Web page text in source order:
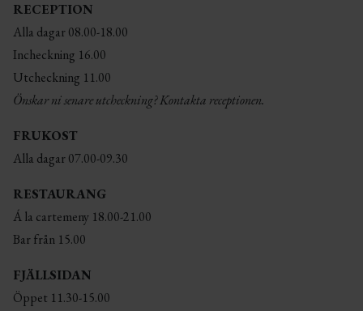
RECEPTION
Alla dagar 08.00-18.00
Incheckning 16.00
Utcheckning 11.00
Önskar ni senare utcheckning? Kontakta receptionen.
FRUKOST
Alla dagar 07.00-09.30
RESTAURANG
Á la cartemeny 18.00-21.00
Bar från 15.00
FJÄLLSIDAN
Öppet 11.30-15.00